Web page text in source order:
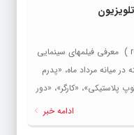
پایگاه خبری و تحلیلی رشد ( roshdnews.ir ) معرفی فیلمهای سینمایی
میانه مرداد ماه، «پدرم
پلاستیکی»، «کارگر»، «دور
فیلم های جدیدی هستند
شوند. به گزارش پایگاه
ادامه خبر